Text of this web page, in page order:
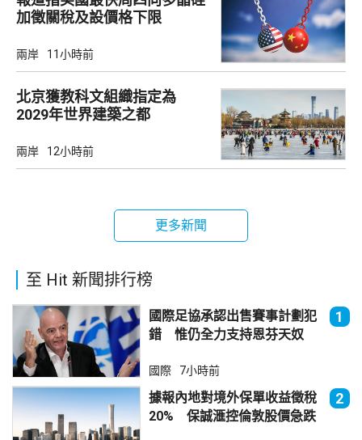
加徵關稅及設價格下限
兩岸 11小時前
北京獲教科文組織指定為
2029年世界建築之都
兩岸 12小時前
更多新聞
至 Hit 新聞排行榜
國際足協承認出售賽事計劃犯
錯 惟仍全力支持恩芬天奴
1
國際 7小時前
據報內地對境外保單收益徵稅
20% 保誠滙控倫敦股價急跌
2